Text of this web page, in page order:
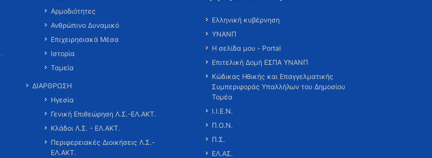
Αρμοδιότητες
Ανθρώπινο Δυναμικό
Επιχειρησιακά Μέσα
Ιστορία
Ταμεία
ΔΙΑΡΘΡΩΣΗ
Ηγεσία
Γενική Επιθεώρηση Λ.Σ.-ΕΛ.ΑΚΤ.
Κλάδοι Λ.Σ. - ΕΛ.ΑΚΤ.
Περιφερειακές Διοικήσεις Λ.Σ.-
ΕΛ.ΑΚΤ.
Ελληνική κυβέρνηση
ΥΝΑΝΠ
Η σελίδα μου - Portal
Επιτελική Δομή ΕΣΠΑ ΥΝΑΝΠ
Κώδικας Ηθικής και Επαγγελματικής
Συμπεριφοράς Υπαλλήλων του Δημοσίου
Τομέα
Ι.Ι.Ε.Ν.
Π.Ο.Ν.
Π.Σ.
ΕΛ.ΑΣ.